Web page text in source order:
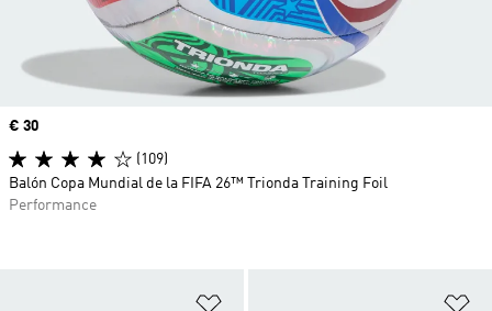
Precio
€ 30
(109)
Balón Copa Mundial de la FIFA 26™ Trionda Training Foil
Performance